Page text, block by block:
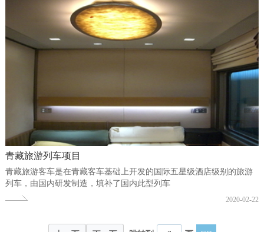
青藏旅游列车项目
青藏旅游客车是在青藏客车基础上开发的国际五星级酒店级别的旅游
列车，由国内研发制造，填补了国内此型列车
2020-02-22